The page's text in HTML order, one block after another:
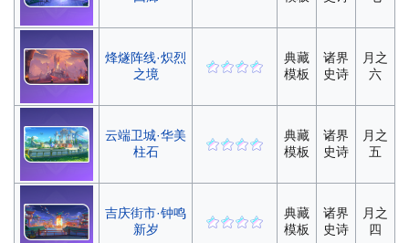
烽燧阵线·炽烈
之境
典藏
模板
诸界
史诗
月之
六
云端卫城·华美
柱石
典藏
模板
诸界
史诗
月之
五
吉庆街市·钟鸣
新岁
典藏
模板
诸界
史诗
月之
四